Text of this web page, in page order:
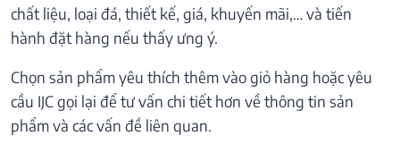
chất liệu, loại đá, thiết kế, giá, khuyến mãi,… và tiến
hành đặt hàng nếu thấy ưng ý.
Chọn sản phẩm yêu thích thêm vào giỏ hàng hoặc yêu
cầu IJC gọi lại để tư vấn chi tiết hơn về thông tin sản
phẩm và các vấn đề liên quan.